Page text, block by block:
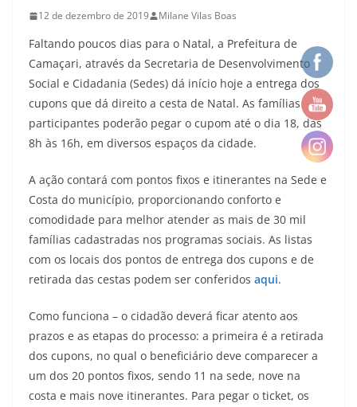
12 de dezembro de 2019 Milane Vilas Boas
Faltando poucos dias para o Natal, a Prefeitura de
Camaçari, através da Secretaria de Desenvolvimento
Social e Cidadania (Sedes) dá início hoje a entrega dos
cupons que dá direito a cesta de Natal. As famílias
participantes poderão pegar o cupom até o dia 18, das
8h às 16h, em diversos espaços da cidade.
A ação contará com pontos fixos e itinerantes na Sede e
Costa do município, proporcionando conforto e
comodidade para melhor atender as mais de 30 mil
famílias cadastradas nos programas sociais. As listas
com os locais dos pontos de entrega dos cupons e de
retirada das cestas podem ser conferidos aqui.
Como funciona – o cidadão deverá ficar atento aos
prazos e as etapas do processo: a primeira é a retirada
dos cupons, no qual o beneficiário deve comparecer a
um dos 20 pontos fixos, sendo 11 na sede, nove na
costa e mais nove itinerantes. Para pegar o ticket, os